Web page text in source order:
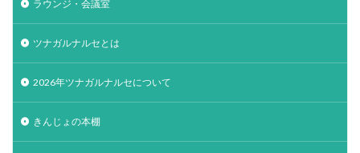
ラウンジ・会議室
ツナガルナルセとは
2026年ツナガルナルセについて
きんじょの本棚